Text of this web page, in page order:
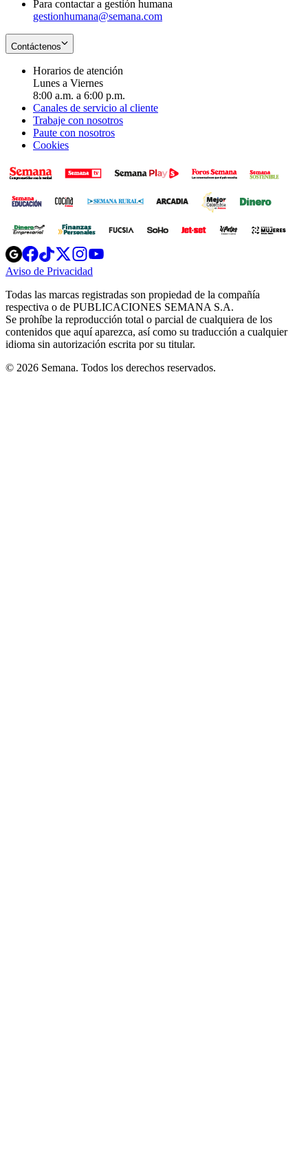
Para contactar a gestión humana
gestionhumana@semana.com
Contáctenos
Horarios de atención
Lunes a Viernes
8:00 a.m. a 6:00 p.m.
Canales de servicio al cliente
Trabaje con nosotros
Paute con nosotros
Cookies
Opens
in
new
Opens
in
new
Opens
in
new
window
Opens
new
windowwindow
Aviso de Privacidad
new
window
Todas las marcas registradas son propiedad de la compañía
respectiva o de PUBLICACIONES SEMANA S.A.
Se prohíbe la reproducción total o parcial de cualquiera de los
contenidos que aquí aparezca, así como su traducción a cualquier
idioma sin autorización escrita por su titular.
© 2026 Semana. Todos los derechos reservados.